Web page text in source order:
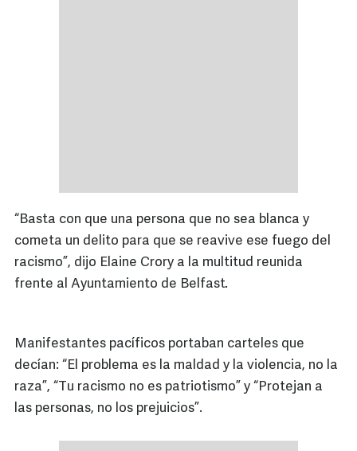
“Basta con que una persona que no sea blanca y
cometa un delito para que se reavive ese fuego del
racismo”, dijo Elaine Crory a la multitud reunida
frente al Ayuntamiento de Belfast.
Manifestantes pacíficos portaban carteles que
decían: “El problema es la maldad y la violencia, no la
raza”, “Tu racismo no es patriotismo” y “Protejan a
las personas, no los prejuicios”.